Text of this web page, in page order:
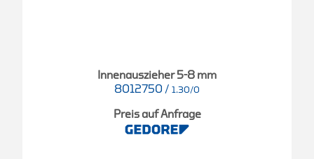
Innenauszieher 5-8 mm
8012750 / 1.30/0
Preis auf Anfrage